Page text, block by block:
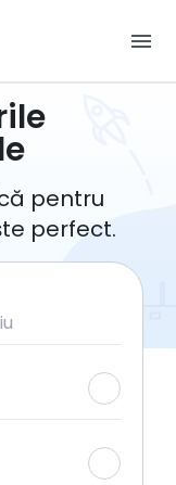
menu
pentru
perfect.